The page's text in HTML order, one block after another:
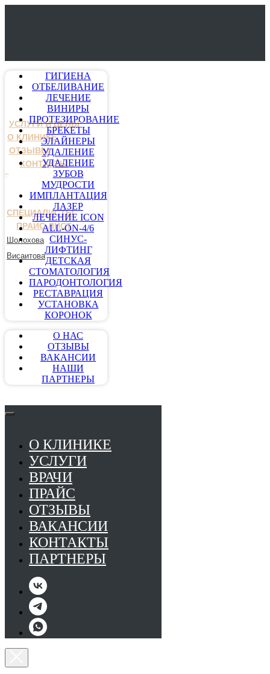
УСЛУГИ И ЦЕНЫ
О КЛИНИКЕ
ОТЗЫВЫ
КОНТАКТЫ
СПЕЦИАЛИСТЫ
ПРАЙС-ЛИСТ
Шолохова
Висаитова
ГИГИЕНА
ОТБЕЛИВАНИЕ
ЛЕЧЕНИЕ
ВИНИРЫ
ПРОТЕЗИРОВАНИЕ
БРЕКЕТЫ
ЭЛАЙНЕРЫ
УДАЛЕНИЕ
УДАЛЕНИЕ
ЗУБОВ
МУДРОСТИ
ИМПЛАНТАЦИЯ
ЛАЗЕР
ЛЕЧЕНИЕ ICON
ALL-ON-4/6
СИНУС-
ЛИФТИНГ
ДЕТСКАЯ
СТОМАТОЛОГИЯ
ПАРОДОНТОЛОГИЯ
РЕСТАВРАЦИЯ
УСТАНОВКА
КОРОНОК
О НАС
ОТЗЫВЫ
ВАКАНСИИ
НАШИ
ПАРТНЕРЫ
О КЛИНИКЕ
УСЛУГИ
ВРАЧИ
ПРАЙС
ОТЗЫВЫ
ВАКАНСИИ
КОНТАКТЫ
ПАРТНЕРЫ